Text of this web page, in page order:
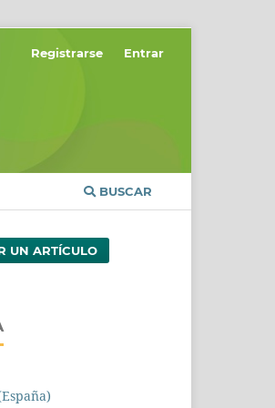
BUSCAR
Registrarse Entrar
UN ARTÍCULO